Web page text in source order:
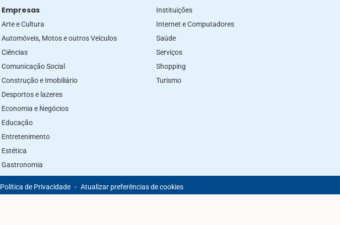
Empresas
Arte e Cultura
Automóveis, Motos e outros Veículos
Ciências
Comunicação Social
Construção e Imobiliário
Desportos e lazeres
Economia e Negócios
Educação
Entretenimento
Estética
Gastronomia
Instituições
Internet e Computadores
Saúde
Serviços
Shopping
Turismo
Política de Privacidade - Atualizar preferências de cookies